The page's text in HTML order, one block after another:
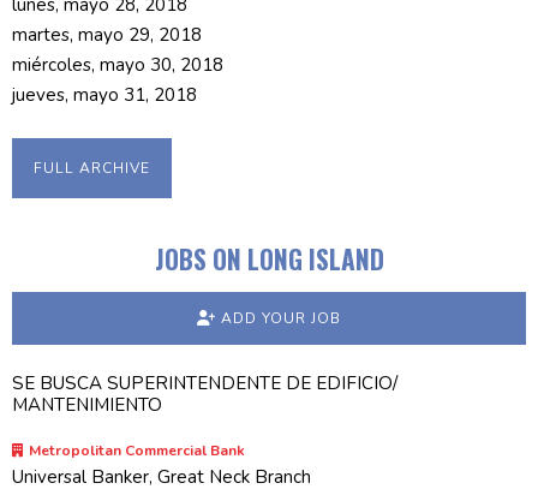
martes, mayo 29, 2018
miércoles, mayo 30, 2018
jueves, mayo 31, 2018
FULL ARCHIVE
JOBS ON LONG ISLAND
ADD YOUR JOB
SE BUSCA SUPERINTENDENTE DE EDIFICIO/
MANTENIMIENTO
Metropolitan Commercial Bank
Universal Banker, Great Neck Branch